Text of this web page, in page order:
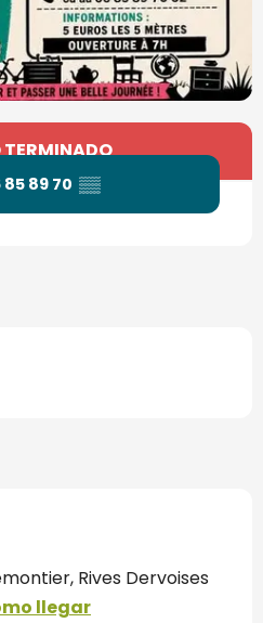
contacto
TERMINADO
85 89 70 ▒▒
Rives Dervoises
llegar